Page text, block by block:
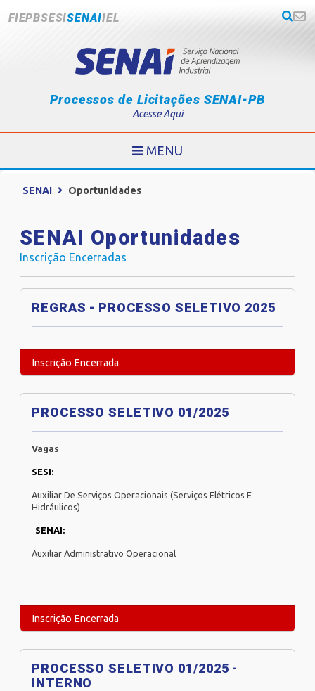
FIEPBSESISENAIIEL
Processos de Licitações SENAI-PB
Acesse Aqui
MENU
SENAI Oportunidades
SENAI Oportunidades
Inscrição Encerradas
REGRAS - PROCESSO SELETIVO 2025
Inscrição Encerrada
PROCESSO SELETIVO 01/2025
Vagas
SESI:
Auxiliar De Serviços Operacionais (Serviços Elétricos E
Hidráulicos)
SENAI:
Auxiliar Administrativo Operacional
Inscrição Encerrada
PROCESSO SELETIVO 01/2025 -
INTERNO